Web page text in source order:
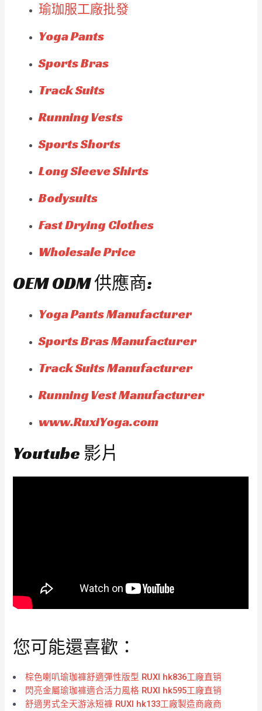
瑜珈服工廠批發
Yoga Pants
Sports Bras
Track Suits
Running Vests
Sports Shorts
Long Sleeve Shirts
Bodysuits
Fast Drying Clothes
Wholesale Price
OEM ODM 供應商:
Yoga Pants Manufacturer
Sports Bras Manufacturer
Track Suits Manufacturer
Running Vest Manufacturer
www.RuxiYoga.com
Youtube 影片
您可能還喜歡：
棕色喇叭瑜珈褲舒適彈性版型 RUXI hk836工廠直销
閃亮金屬瑜珈褲適合活力風格 RUXI hk595工廠直销
舒適男式全天游泳短褲 RUXI hk133工廠製造商廠商